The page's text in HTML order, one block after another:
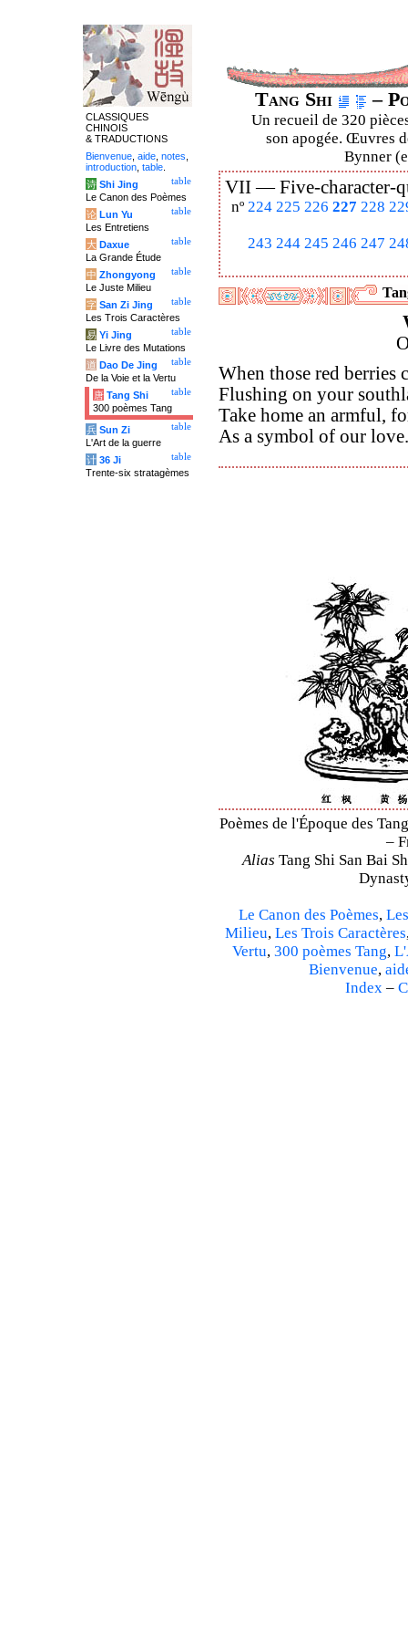
Tang Shi –
Un recueil de 320
son apogée. Œuvres
Bynner
VII —Five-character-
nº 224 225 226 227 228
243 244 245 246 247
When those red berries
Flushing on your
Take home an armful,
As a symbol of our love.
Poèmes de l'Époque des
–
Alias Tang Shi San Bai
Le Canon des Poèmes,
Milieu, Les Trois Caractères
Vertu, 300 poèmes Tang,
Bienvenue,
Index–
CLASSIQUES
CHINOIS
& TRADUCTIONS
Bienvenue aide notes
introduction table
table
诗 Shi Jing
Le Canon des Poèmes
table
论 Lun Yu
Les Entretiens
table
大 Daxue
La Grande Étude
table
中 Zhongyong
Le Juste Milieu
table
字 San Zi Jing
Les Trois Caractères
table
易 Yi Jing
Le Livre des Mutations
table
道 Dao De Jing
De la Voie et la Vertu
table
唐 Tang Shi
300 poèmes Tang
table
兵 Sun Zi
L'Art de la guerre
table
计 36 Ji
Trente-six stratagèmes